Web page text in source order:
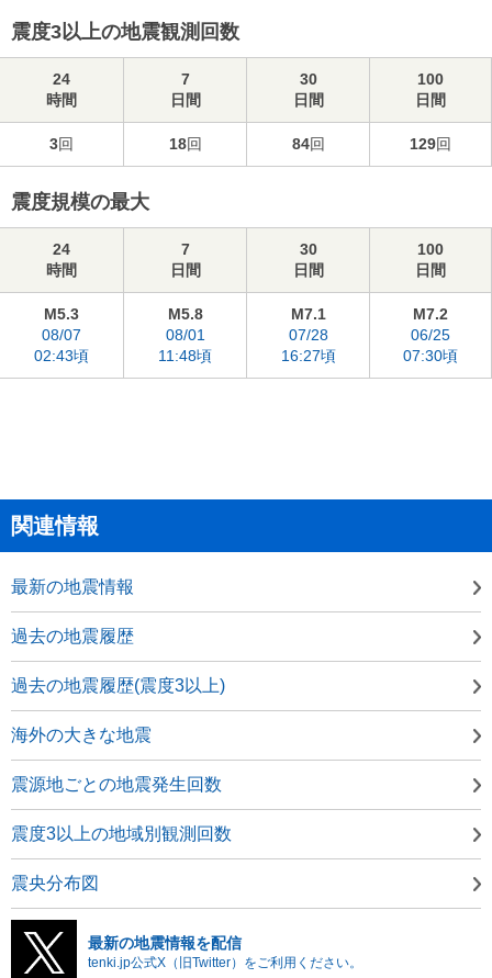
震度3以上の地震観測回数
24
時間
7
日間
30
日間
100
日間
3回 18回 84回 129回
震度規模の最大
24
時間
7
日間
30
日間
100
日間
M5.3
08/07
02:43頃
M5.8
08/01
11:48頃
M7.1
07/28
16:27頃
M7.2
06/25
07:30頃
関連情報
最新の地震情報
過去の地震履歴
過去の地震履歴(震度3以上)
海外の大きな地震
震源地ごとの地震発生回数
震度3以上の地域別観測回数
震央分布図
最新の地震情報を配信
tenki.jp公式X（旧Twitter）をご利用ください。